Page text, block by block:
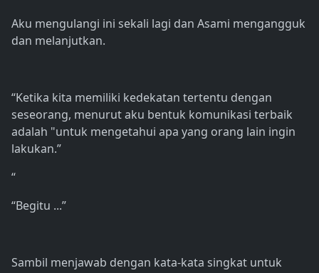
Aku mengulangi ini sekali lagi dan Asami mengangguk
dan melanjutkan.
“Ketika kita memiliki kedekatan tertentu dengan
seseorang, menurut aku bentuk komunikasi terbaik
adalah "untuk mengetahui apa yang orang lain ingin
lakukan.”
“
“Begitu ...”
Sambil menjawab dengan kata-kata singkat untuk